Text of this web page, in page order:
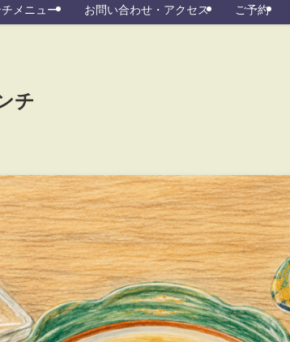
メニュー お問い合わせ・アクセス ご予約
チ